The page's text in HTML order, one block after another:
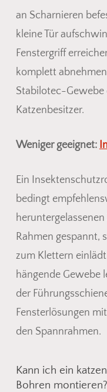
an Scharnieren
kleine Tür
Fenstergriff
komplett
Stabilotec-Gewebe
Katzenbesitzer.
Weniger geeignet:
Ein
bedingt
Rahmen gespannt,
zum Klettern
hängende Gewebe
der
Fensterlösungen
den Spannrahmen.
Kann ich ein
Bohren montieren?